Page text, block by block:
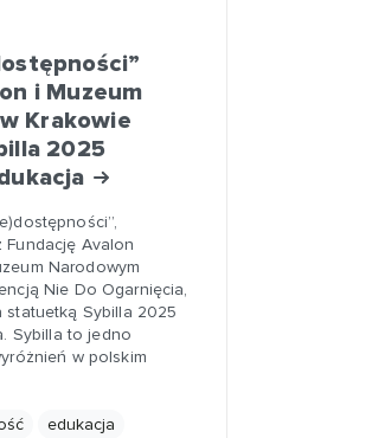
i Muzeum
Krakowie
2025
Avalon
Narodowym
Nie Do Ogarnięcia,
statuetką Sybilla 2025
Sybilla to jedno
w polskim
edukacja